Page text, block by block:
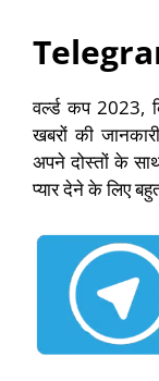
वर्ल्ड कप 2023,
खबरों की
अपने दोस्तों के
प्यार देने के लिए